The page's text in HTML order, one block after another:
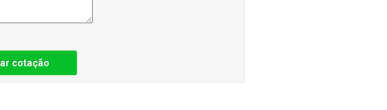
cotação